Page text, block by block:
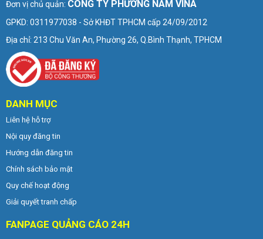
Đơn vị chủ quản: CÔNG TY PHƯƠNG NAM VINA
GPKD: 0311977038 - Sở KHĐT TPHCM cấp 24/09/2012
Địa chỉ: 213 Chu Văn An, Phường 26, Q.Bình Thạnh, TPHCM
DANH MỤC
Liên hệ hỗ trợ
Nội quy đăng tin
Hướng dẫn đăng tin
Chính sách bảo mật
Quy chế hoạt động
Giải quyết tranh chấp
FANPAGE QUẢNG CÁO 24H